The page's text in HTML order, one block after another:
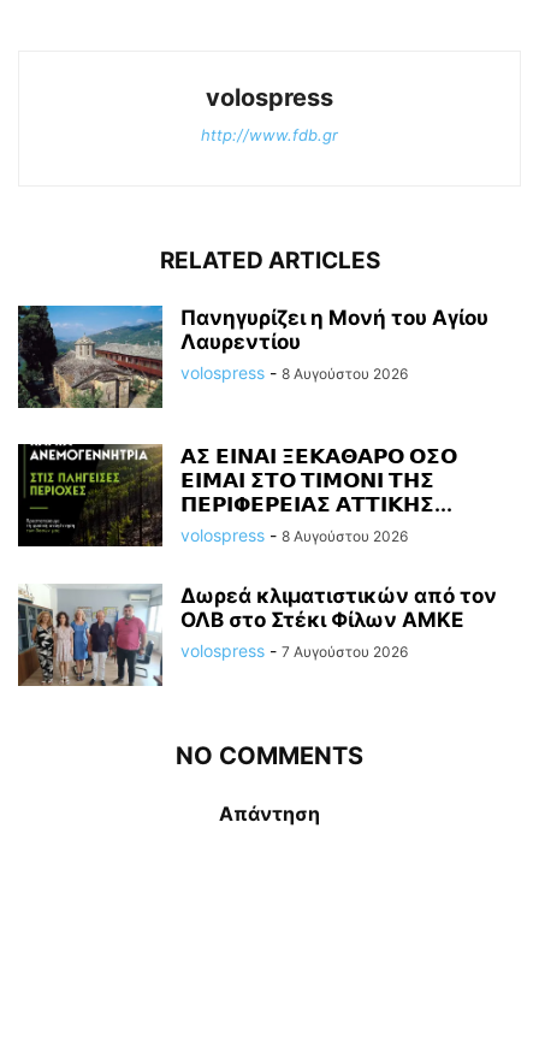
volospress
http://www.fdb.gr
RELATED ARTICLES
Πανηγυρίζει η Μονή του Αγίου
Λαυρεντίου
volospress - 8 Αυγούστου 2026
𝝖𝝨 𝝚𝝞𝝢𝝖𝝞 𝝣𝝚𝝟𝝖𝝝𝝖𝝦𝝤 𝝤𝝨𝝤
𝝚𝝞𝝡𝝖𝝞 𝝨𝝩𝝤 𝝩𝝞𝝡𝝤𝝢𝝞 𝝩𝝜𝝨
𝝥𝝚𝝦𝝞𝝫𝝚𝝦𝝚𝝞𝝖𝝨 𝝖𝝩𝝩𝝞𝝟𝝜𝝨...
volospress - 8 Αυγούστου 2026
Δωρεά κλιματιστικών από τον
ΟΛΒ στο Στέκι Φίλων ΑΜΚΕ
volospress - 7 Αυγούστου 2026
NO COMMENTS
Απάντηση